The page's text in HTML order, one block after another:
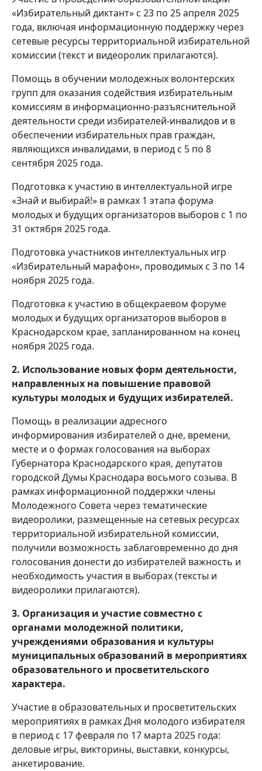
«Избирательный диктант» с 23 по 25 апреля 2025
года, включая информационную поддержку через
сетевые ресурсы территориальной избирательной
комиссии (текст и видеоролик прилагаются).
Помощь в обучении молодежных волонтерских
групп для оказания содействия избирательным
комиссиям в информационно-разъяснительной
деятельности среди избирателей-инвалидов и в
обеспечении избирательных прав граждан,
являющихся инвалидами, в период с 5 по 8
сентября 2025 года.
Подготовка к участию в интеллектуальной игре
«Знай и выбирай!» в рамках 1 этапа форума
молодых и будущих организаторов выборов с 1 по
31 октября 2025 года.
Подготовка участников интеллектуальных игр
«Избирательный марафон», проводимых с 3 по 14
ноября 2025 года.
Подготовка к участию в общекраевом форуме
молодых и будущих организаторов выборов в
Краснодарском крае, запланированном на конец
ноября 2025 года.
2. Использование новых форм деятельности,
направленных на повышение правовой
культуры молодых и будущих избирателей.
Помощь в реализации адресного
информирования избирателей о дне, времени,
месте и о формах голосования на выборах
Губернатора Краснодарского края, депутатов
городской Думы Краснодара восьмого созыва. В
рамках информационной поддержки члены
Молодежного Совета через тематические
видеоролики, размещенные на сетевых ресурсах
территориальной избирательной комиссии,
получили возможность заблаговременно до дня
голосования донести до избирателей важность и
необходимость участия в выборах (тексты и
видеоролики прилагаются).
3. Организация и участие совместно с
органами молодежной политики,
учреждениями образования и культуры
муниципальных образований в мероприятиях
образовательного и просветительского
характера.
Участие в образовательных и просветительских
мероприятиях в рамках Дня молодого избирателя
в период с 17 февраля по 17 марта 2025 года:
деловые игры, викторины, выставки, конкурсы,
анкетирование.